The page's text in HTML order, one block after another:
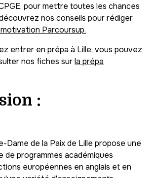
pour mettre toutes les chances
nos conseils pour rédiger
Parcoursup.
entrer en prépa à Lille, vous pouvez
nos fiches surla prépa
:
Dame de la Paix de Lille propose une
de programmes académiques
européennes en anglais et en